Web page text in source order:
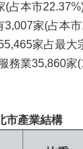
(占本市
3,007家(占本
家占最大
務業35,860家
市產業結構